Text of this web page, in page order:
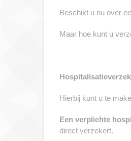
Beschikt u nu over
Maar hoe kunt u
Hierbij kunt u te
Een verplichte
direct verzekert.